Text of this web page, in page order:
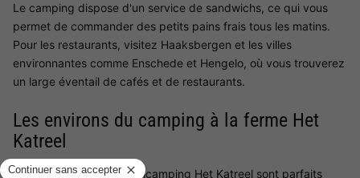
Le camping dispose d'un service de sandwichs, ce qui vous
permet de commander des petits pains frais tous les matins.
Pour les restaurants, visitez Haaksbergen et les villes
environnantes comme Enschede et Hengelo, où vous trouverez
un large éventail de cafés et de restaurants.
Les environs du camping à la ferme Het
Katreel
Les environs du Boerderijcamping Het Katreel sont parfaits